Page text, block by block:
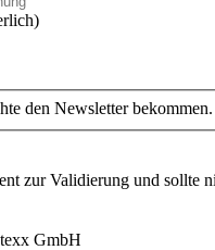
den Newsletter bekommen.
zur Validierung und sollte
GmbH